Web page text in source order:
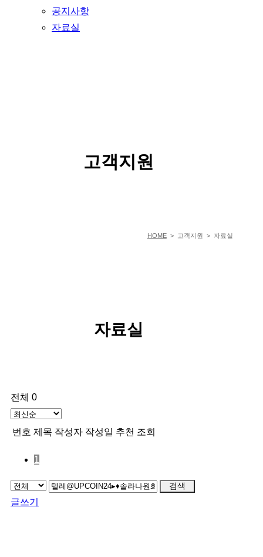
공지사항
자료실
고객지원
HOME> 고객지원 > 자료실
자료실
전체 0
번호 제목 작성자 작성일 추천 조회
1
검색
글쓰기